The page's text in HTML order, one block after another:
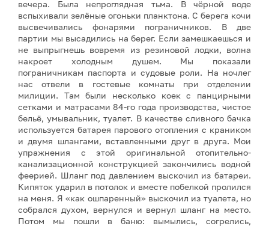
вечера. Была непроглядная тьма. В чёрной воде
вспыхивали зелёные огоньки планктона. С берега кочи
высвечивались фонарями пограничников. В две
партии мы высадились на берег. Если замешкаешься и
не выпрыгнешь вовремя из резиновой лодки, волна
накроет холодным душем. Мы показали
пограничникам паспорта и судовые роли. На ночлег
нас отвели в гостевые комнаты при отделении
милиции. Там были несколько коек с панцирными
сетками и матрасами 84-го года производства, чистое
бельё, умывальник, туалет. В качестве сливного бачка
используется батарея парового отопления с краником
и двумя шлангами, вставленными друг в друга. Мои
упражнения с этой оригинальной отопительно-
канализационной конструкцией закончились водной
феерией. Шланг под давлением выскочил из батареи.
Кипяток ударил в потолок и вместе побелкой пролился
на меня. Я «как ошпаренный» выскочил из туалета, но
собрался духом, вернулся и вернул шланг на место.
Потом мы пошли в баню: вымылись, согрелись,